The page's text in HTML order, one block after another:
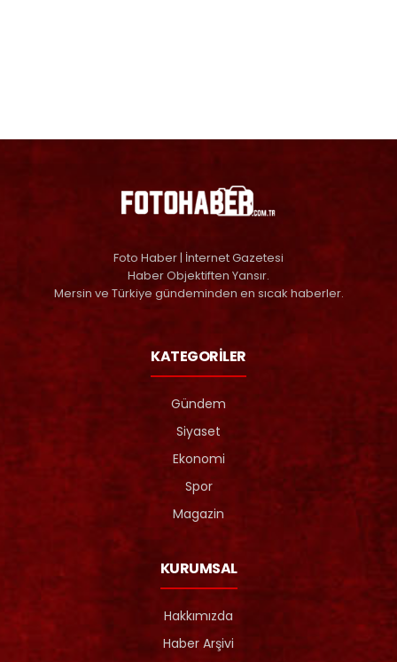
Foto Haber | İnternet Gazetesi
Haber Objektiften Yansır.
Mersin ve Türkiye gündeminden en sıcak haberler.
KATEGORİLER
Gündem
Siyaset
Ekonomi
Spor
Magazin
KURUMSAL
Hakkımızda
Haber Arşivi